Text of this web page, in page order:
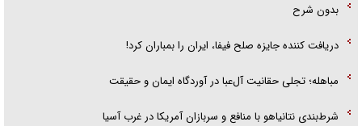
بدون شرح
دریافت کننده جایزه صلح فیفا، ایران را بمباران کرد!
مباهله؛ تجلی حقانیت آل‌عبا در آوردگاه ایمان و حقیقت
شرط‌بندی نتانیاهو با منافع و سربازان آمریکا در غرب آسیا